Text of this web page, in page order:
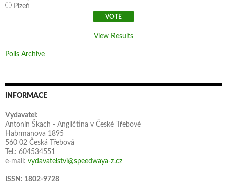
Plzeň
View Results
Polls Archive
INFORMACE
Vydavatel:
Antonín Škach - Angličtina v České Třebové
Habrmanova 1895
560 02 Česká Třebová
Tel.: 604534551
e-mail: vydavatelstvi@speedwaya-z.cz
ISSN: 1802-9728